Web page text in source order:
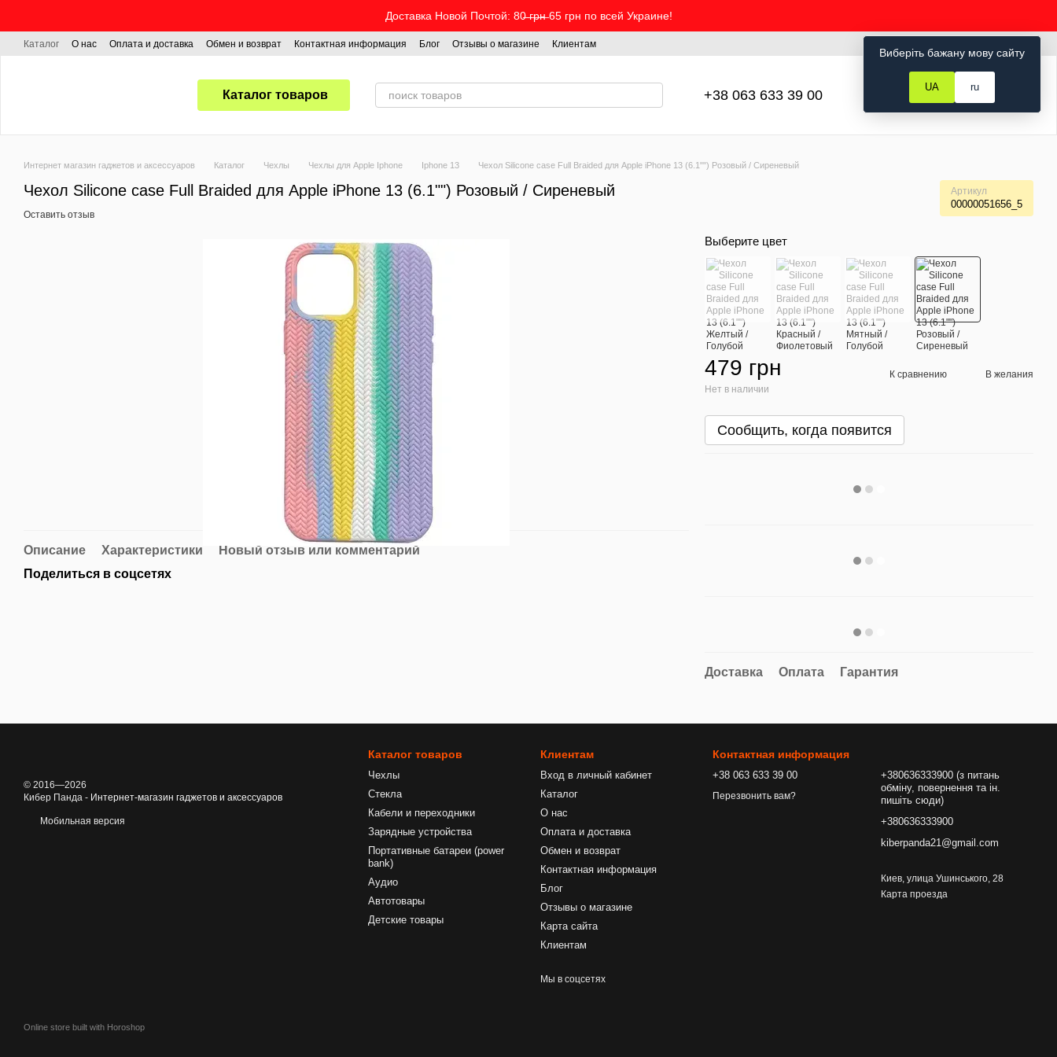
Доставка Новой Почтой: 80̶ ̶г̶р̶н̶ 65 грн по всей Украине!
Каталог О нас Оплата и доставка Обмен и возврат Контактная информация Блог Отзывы о магазине Клиентам
Каталог товаров +38 063 633 39 00 Мой заказ
Интернет магазин гаджетов и аксессуаров Каталог Чехлы Чехлы для Apple Iphone Iphone 13 Чехол Silicone case Full Braided для Apple iPhone 13 (6.1"") Розовый / Сиреневый
Чехол Silicone case Full Braided для Apple iPhone 13 (6.1"") Розовый / Сиреневый Артикул
00000051656_5
Оставить отзыв
Описание Характеристики
Новый отзыв или комментарий
Поделиться в соцсетях
Выберите цвет
479 грн
Нет в наличии
К сравнению В желания
Сообщить, когда появится
Доставка Оплата Гарантия
© 2016—2026
Кибер Панда - Интернет-магазин гаджетов и аксессуаров
Мобильная версия
Online store built with Horoshop
Каталог товаров
Чехлы
Стекла
Кабели и переходники
Зарядные устройства
Портативные батареи (power
bank)
Аудио
Автотовары
Детские товары
Клиентам
Вход в личный кабинет
Каталог
О нас
Оплата и доставка
Обмен и возврат
Контактная информация
Блог
Отзывы о магазине
Карта сайта
Клиентам
Мы в соцсетях
Контактная информация
+38 063 633 39 00
Перезвонить вам?
+380636333900 (з питань
обміну, повернення та ін.
пишіть сюди)
+380636333900
kiberpanda21@gmail.com
Киев, улица Ушинського, 28
Карта проезда
Виберіть бажану мову сайту
UA ru